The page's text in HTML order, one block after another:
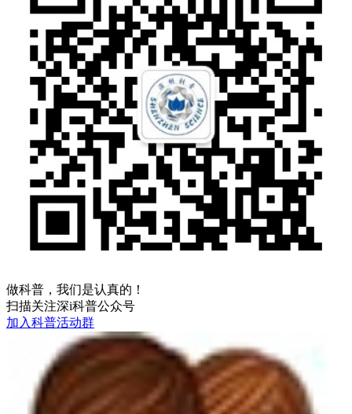
做科普，我们是认真的！
扫描关注深i科普公众号
加入科普活动群